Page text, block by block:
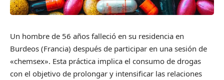
Un hombre de 56 años falleció en su residencia en
Burdeos (Francia) después de participar en una sesión de
«chemsex». Esta práctica implica el consumo de drogas
con el objetivo de prolongar y intensificar las relaciones